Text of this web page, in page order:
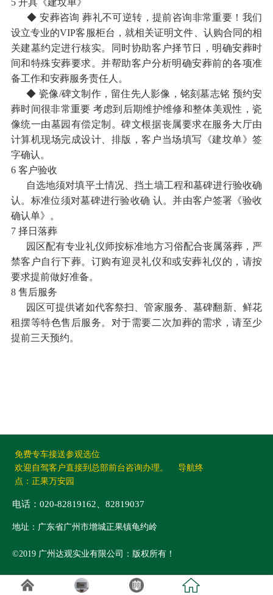
5 开具《建坟单》
◆ 安葬咨询 葬礼不可逆转，提前咨询非常重要！我们
设立专业的VIP客服柜台，就相关证明文件、认购合同的相
关建墓约定进行核实。同时协助客户择节日，明确安葬时
间和特殊安葬要求。并帮助客户分析明确安葬前的各项准
备工作和安葬服务责任人。
◆ 瓷像/碑文制作，留住先人影像，铭刻墓志铭 预约安
葬时间很非常重要 考虑到后期维护维修和整体美观性，瓷
像统一由墓园有偿定制。碑文根据丧属要求在服务大厅由
计算机现场完成设计、排版，客户当场填写《建坟单》签
字确认。
6 客户验收
自选地须对填平土情况、挡土墙工程和墓碑进行验收确
认。标准位须对墓碑进行验收确 认。并由客户签署《验收
确认单》。
7 择日落葬
园区配有专业礼仪师按标准地方习俗配合丧属落葬，严
禁客户自行下葬。订购有迎灵礼仪和或安葬礼仪的，请按
要求提前做好准备。
8 售后服务
园区可提供诸如代客祭扫、管家服务、墓碑翻新、鲜花
租摆等特色售后服务。对于需要二次加葬的需求，请至少
提前三天预约。
©2019 广州达观实业有限公司：版权所有！
地址：广东省广州市增城正果镇龟约岭
电话：020-82819162、82819037
免费专车接送参观选位
欢迎自驾客户直接到总部前台咨询办理。 导航终
点：正果万安园